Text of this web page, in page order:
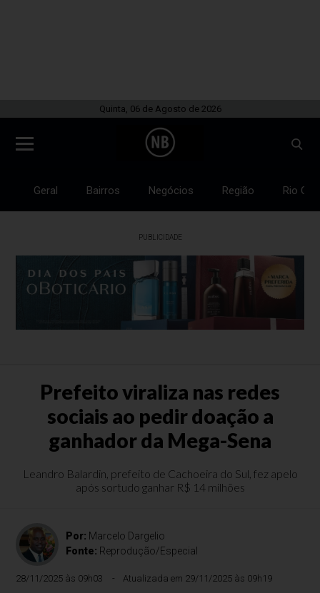
Quinta, 06 de Agosto de 2026
Geral Bairros Negócios Região Rio
PUBLICIDADE
Prefeito viraliza nas redes
sociais ao pedir doação a
ganhador da Mega-Sena
Leandro Balardin, prefeito de Cachoeira do Sul, fez apelo
após sortudo ganhar R$ 14 milhões
Por: Marcelo Dargelio
Fonte: Reprodução/Especial
28/11/2025 às 09h03 Atualizada em 29/11/2025 às 09h19